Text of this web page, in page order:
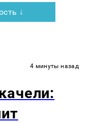
↓
4 минуты назад